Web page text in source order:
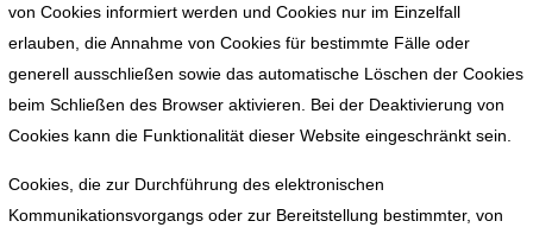
von Cookies informiert werden und Cookies nur im Einzelfall
erlauben, die Annahme von Cookies für bestimmte Fälle oder
generell ausschließen sowie das automatische Löschen der Cookies
beim Schließen des Browser aktivieren. Bei der Deaktivierung von
Cookies kann die Funktionalität dieser Website eingeschränkt sein.
Cookies, die zur Durchführung des elektronischen
Kommunikationsvorgangs oder zur Bereitstellung bestimmter, von